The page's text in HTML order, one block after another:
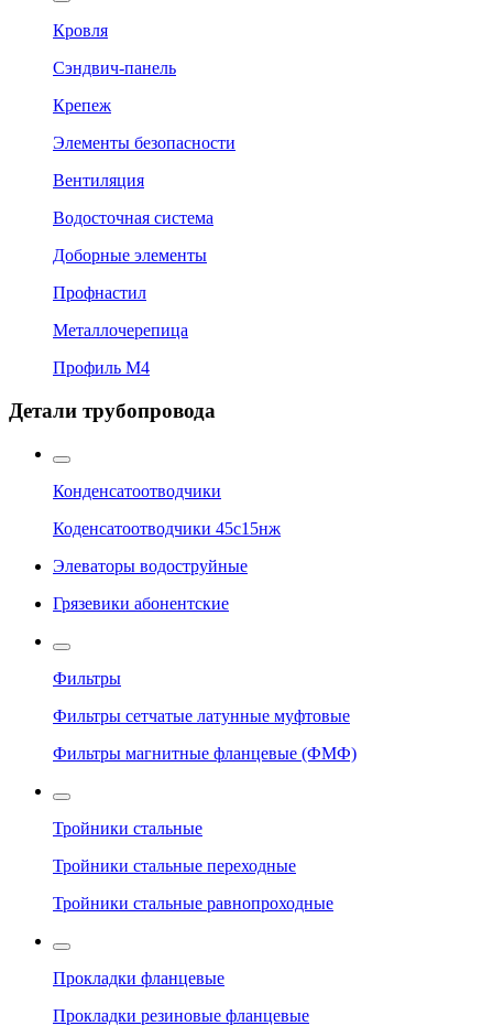
Кровля
Сэндвич-панель
Крепеж
Элементы безопасности
Вентиляция
Водосточная система
Доборные элементы
Профнастил
Металлочерепица
Профиль М4
Детали трубопровода
Конденсатоотводчики
Коденсатоотводчики 45с15нж
Элеваторы водоструйные
Грязевики абонентские
Фильтры
Фильтры сетчатые латунные муфтовые
Фильтры магнитные фланцевые (ФМФ)
Тройники стальные
Тройники стальные переходные
Тройники стальные равнопроходные
Прокладки фланцевые
Прокладки резиновые фланцевые